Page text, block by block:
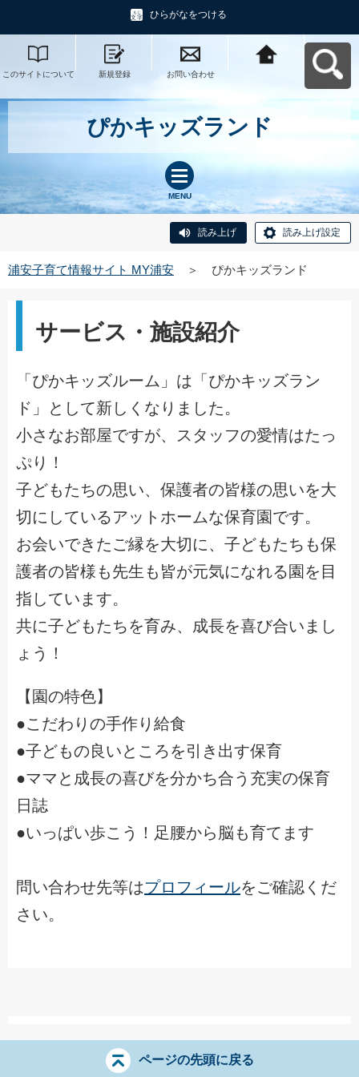
ひらがなをつける
このサイトについて 新規登録 お問い合わせ
ぴかキッズランド
MENU
読み上げ 読み上げ設定
浦安子育て情報サイト MY浦安 ＞ ぴかキッズランド
サービス・施設紹介
「ぴかキッズルーム」は「ぴかキッズラン
ド」として新しくなりました。
小さなお部屋ですが、スタッフの愛情はたっ
ぷり！
子どもたちの思い、保護者の皆様の思いを大
切にしているアットホームな保育園です。
お会いできたご縁を大切に、子どもたちも保
護者の皆様も先生も皆が元気になれる園を目
指しています。
共に子どもたちを育み、成長を喜び合いまし
ょう！
【園の特色】
●こだわりの手作り給食
●子どもの良いところを引き出す保育
●ママと成長の喜びを分かち合う充実の保育
日誌
●いっぱい歩こう！足腰から脳も育てます
問い合わせ先等はプロフィールをご確認くだ
さい。
ページの先頭に戻る